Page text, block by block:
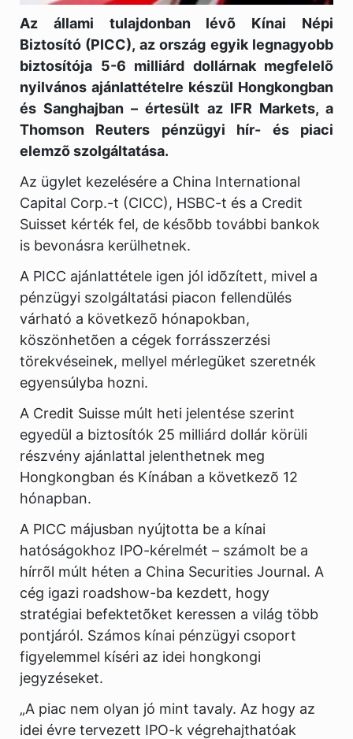
Az állami tulajdonban lévõ Kínai Népi
Biztosító (PICC), az ország egyik legnagyobb
biztosítója 5-6 milliárd dollárnak megfelelõ
nyilvános ajánlattételre készül Hongkongban
és Sanghajban – értesült az IFR Markets, a
Thomson Reuters pénzügyi hír- és piaci
elemzõ szolgáltatása.
Az ügylet kezelésére a China International
Capital Corp.-t (CICC), HSBC-t és a Credit
Suisset kérték fel, de késõbb további bankok
is bevonásra kerülhetnek.
A PICC ajánlattétele igen jól idõzített, mivel a
pénzügyi szolgáltatási piacon fellendülés
várható a következõ hónapokban,
köszönhetõen a cégek forrásszerzési
törekvéseinek, mellyel mérlegüket szeretnék
egyensúlyba hozni.
A Credit Suisse múlt heti jelentése szerint
egyedül a biztosítók 25 milliárd dollár körüli
részvény ajánlattal jelenthetnek meg
Hongkongban és Kínában a következõ 12
hónapban.
A PICC májusban nyújtotta be a kínai
hatóságokhoz IPO-kérelmét – számolt be a
hírrõl múlt héten a China Securities Journal. A
cég igazi roadshow-ba kezdett, hogy
stratégiai befektetõket keressen a világ több
pontjáról. Számos kínai pénzügyi csoport
figyelemmel kíséri az idei hongkongi
jegyzéseket.
„A piac nem olyan jó mint tavaly. Az hogy az
idei évre tervezett IPO-k végrehajthatóak